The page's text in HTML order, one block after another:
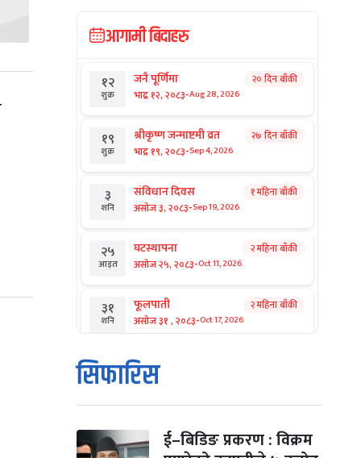
आगामी बिदाहरु
१२
शुक्र
जनै पूर्णिमा
भाद्र १२, २०८३-Aug 28, 2026
२० दिन बाँकी
१९
शुक्र
श्रीकृष्ण जन्माष्टमी व्रत
भाद्र १९, २०८३-Sep 4, 2026
२७ दिन बाँकी
३
शनि
संविधान दिवस
असोज ३, २०८३-Sep 19, 2026
१ महिना बाँकी
२५
आइत
घटस्थापना
असोज २५, २०८३-Oct 11, 2026
२ महिना बाँकी
३१
शनि
फूलपाती
असोज ३१ , २०८३-Oct 17, 2026
२ महिना बाँकी
१
आइत
कार्तिक सङ्क्रान्ति
कार्तिक १, २०८३
मंगल कार्तिक ३, २०८३-Oct 20, 2026
सिफारिस
ई–बिडिङ प्रकरण : विक्रम